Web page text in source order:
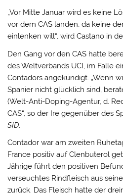
„Vor Mitte Januar wird es keine
vor dem CAS landen, da keine
einlenken will“, wird Castano in
Den Gang vor den CAS hatte
des Weltverbands UCI, im Falle
Contadors angekündigt. „Wenn
Spanier nicht glücklich sind,
(Welt-Anti-Doping-Agentur, d.
CAS“, so der Ire gegenüber des
SID
Contador war am zweiten
France positiv auf Clenbuterol
Jährige führt den positiven
verseuchtes Rindfleisch aus
zurück. Das Fleisch hatte der